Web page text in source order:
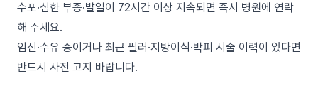
수포·심한 부종·발열이 72시간 이상 지속되면 즉시 병원에 연락
해 주세요.
임신·수유 중이거나 최근 필러·지방이식·박피 시술 이력이 있다면
반드시 사전 고지 바랍니다.